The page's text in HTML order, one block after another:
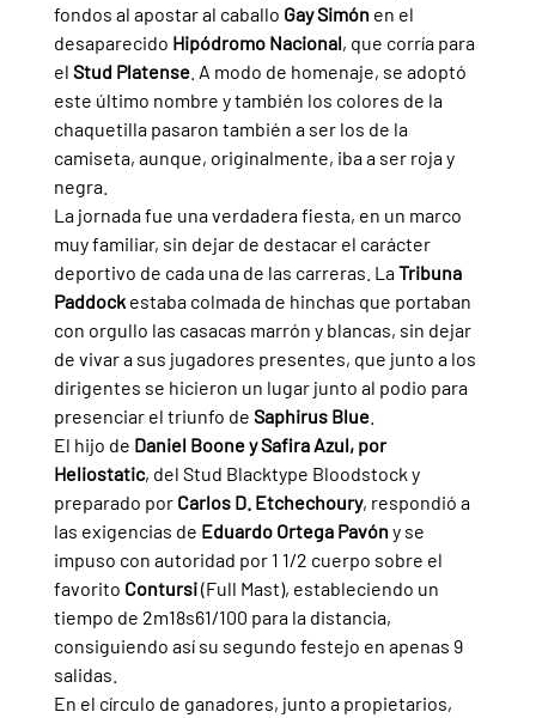
fondos al apostar al caballo Gay Simón en el
desaparecido Hipódromo Nacional, que corría para
el Stud Platense. A modo de homenaje, se adoptó
este último nombre y también los colores de la
chaquetilla pasaron también a ser los de la
camiseta, aunque, originalmente, iba a ser roja y
negra.
La jornada fue una verdadera fiesta, en un marco
muy familiar, sin dejar de destacar el carácter
deportivo de cada una de las carreras. La Tribuna
Paddock estaba colmada de hinchas que portaban
con orgullo las casacas marrón y blancas, sin dejar
de vivar a sus jugadores presentes, que junto a los
dirigentes se hicieron un lugar junto al podio para
presenciar el triunfo de Saphirus Blue.
El hijo de Daniel Boone y Safira Azul, por
Heliostatic, del Stud Blacktype Bloodstock y
preparado por Carlos D. Etchechoury, respondió a
las exigencias de Eduardo Ortega Pavón y se
impuso con autoridad por 1 1/2 cuerpo sobre el
favorito Contursi (Full Mast), estableciendo un
tiempo de 2m18s61/100 para la distancia,
consiguiendo así su segundo festejo en apenas 9
salidas.
En el círculo de ganadores, junto a propietarios,